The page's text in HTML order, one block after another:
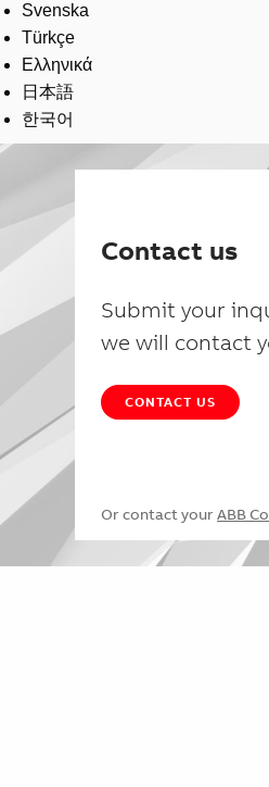
Svenska
Türkçe
Ελληνικά
日本語
한국어
Contact us
Submit your
we will contact
CONTACT US
Or contact your ABB